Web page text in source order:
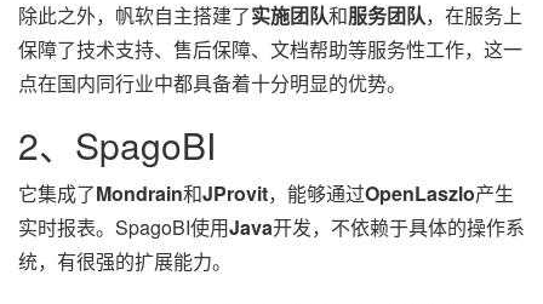
除此之外，帆软自主搭建了实施团队和服务团队，在服务上
保障了技术支持、售后保障、文档帮助等服务性工作，这一
点在国内同行业中都具备着十分明显的优势。
2、SpagoBI
它集成了Mondrain和JProvit，能够通过OpenLaszlo产生
实时报表。SpagoBI使用Java开发，不依赖于具体的操作系
统，有很强的扩展能力。